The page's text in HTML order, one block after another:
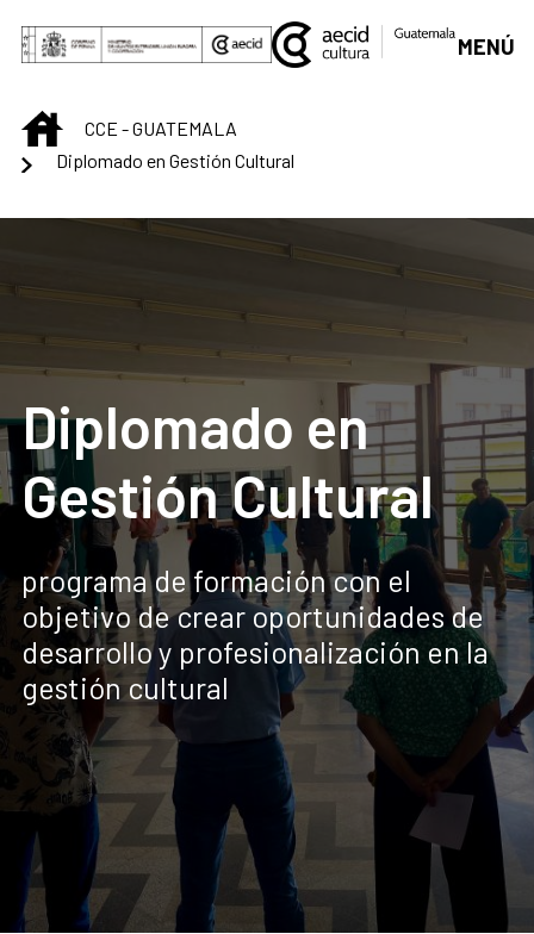
Saltar al contenido principal
MENÚ
INICIOCCE - GUATEMALA
Diplomado en Gestión Cultural
Diplomado en
Gestión Cultural
programa de formación con el
objetivo de crear oportunidades de
desarrollo y profesionalización en la
gestión cultural